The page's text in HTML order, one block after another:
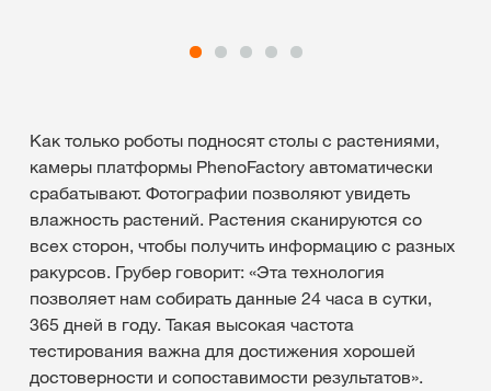
Как только роботы подносят столы с растениями,
камеры платформы PhenoFactory автоматически
срабатывают. Фотографии позволяют увидеть
влажность растений. Растения сканируются со
всех сторон, чтобы получить информацию с разных
ракурсов. Грубер говорит: «Эта технология
позволяет нам собирать данные 24 часа в сутки,
365 дней в году. Такая высокая частота
тестирования важна для достижения хорошей
достоверности и сопоставимости результатов».